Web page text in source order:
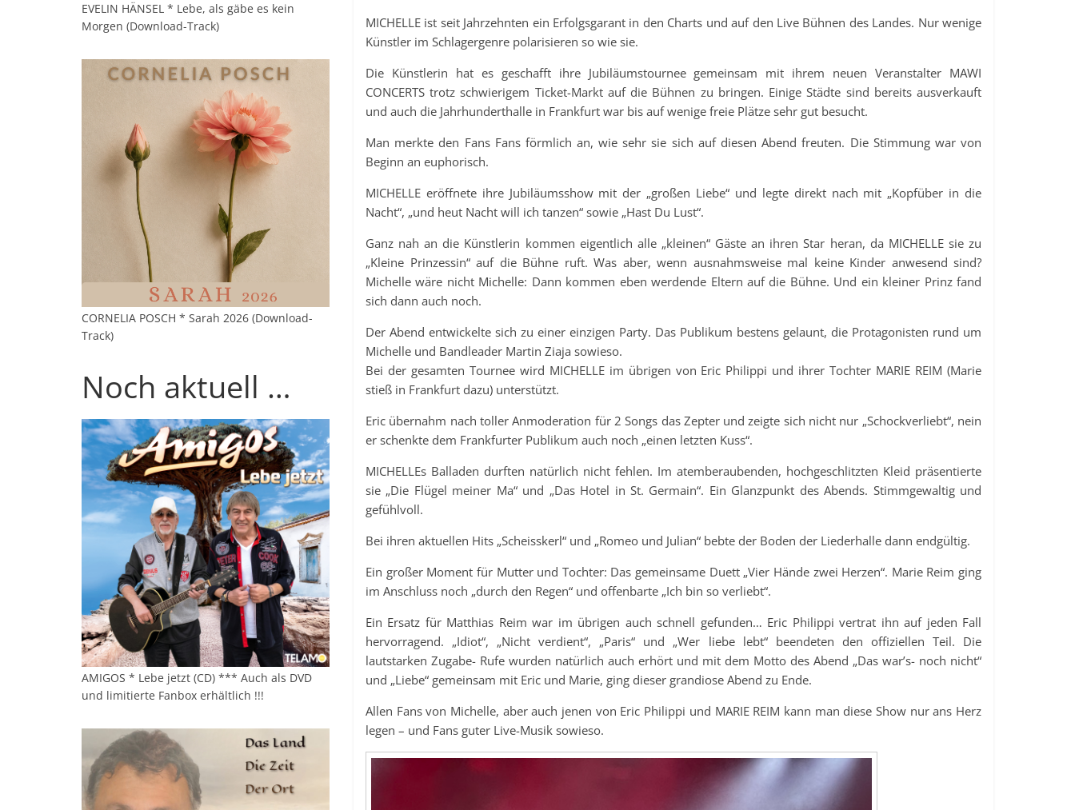
MICHELLE ist seit Jahrzehnten ein Erfolgsgarant in den Charts und auf den Live Bühnen des Landes. Nur wenige
Künstler im Schlagergenre polarisieren so wie sie.
Die Künstlerin hat es geschafft ihre Jubiläumstournee gemeinsam mit ihrem neuen Veranstalter MAWI
CONCERTS trotz schwierigem Ticket-Markt auf die Bühnen zu bringen. Einige Städte sind bereits ausverkauft
und auch die Jahrhunderthalle in Frankfurt war bis auf wenige freie Plätze sehr gut besucht.
Man merkte den Fans Fans förmlich an, wie sehr sie sich auf diesen Abend freuten. Die Stimmung war von
Beginn an euphorisch.
MICHELLE eröffnete ihre Jubiläumsshow mit der „großen Liebe“ und legte direkt nach mit „Kopfüber in die
Nacht“, „und heut Nacht will ich tanzen“ sowie „Hast Du Lust“.
Ganz nah an die Künstlerin kommen eigentlich alle „kleinen“ Gäste an ihren Star heran, da MICHELLE sie zu
„Kleine Prinzessin“ auf die Bühne ruft. Was aber, wenn ausnahmsweise mal keine Kinder anwesend sind?
Michelle wäre nicht Michelle: Dann kommen eben werdende Eltern auf die Bühne. Und ein kleiner Prinz fand
sich dann auch noch.
Der Abend entwickelte sich zu einer einzigen Party. Das Publikum bestens gelaunt, die Protagonisten rund um
Michelle und Bandleader Martin Ziaja sowieso.
Bei der gesamten Tournee wird MICHELLE im übrigen von Eric Philippi und ihrer Tochter MARIE REIM (Marie
stieß in Frankfurt dazu) unterstützt.
Eric übernahm nach toller Anmoderation für 2 Songs das Zepter und zeigte sich nicht nur „Schockverliebt“, nein
er schenkte dem Frankfurter Publikum auch noch „einen letzten Kuss“.
MICHELLEs Balladen durften natürlich nicht fehlen. Im atemberaubenden, hochgeschlitzten Kleid präsentierte
sie „Die Flügel meiner Ma“ und „Das Hotel in St. Germain“. Ein Glanzpunkt des Abends. Stimmgewaltig und
gefühlvoll.
Bei ihren aktuellen Hits „Scheisskerl“ und „Romeo und Julian“ bebte der Boden der Liederhalle dann endgültig.
Ein großer Moment für Mutter und Tochter: Das gemeinsame Duett „Vier Hände zwei Herzen“. Marie Reim ging
im Anschluss noch „durch den Regen“ und offenbarte „Ich bin so verliebt“.
Ein Ersatz für Matthias Reim war im übrigen auch schnell gefunden… Eric Philippi vertrat ihn auf jeden Fall
hervorragend. „Idiot“, „Nicht verdient“, „Paris“ und „Wer liebe lebt“ beendeten den offiziellen Teil. Die
lautstarken Zugabe- Rufe wurden natürlich auch erhört und mit dem Motto des Abend „Das war’s- noch nicht“
und „Liebe“ gemeinsam mit Eric und Marie, ging dieser grandiose Abend zu Ende.
Allen Fans von Michelle, aber auch jenen von Eric Philippi und MARIE REIM kann man diese Show nur ans Herz
legen – und Fans guter Live-Musik sowieso.
EVELIN HÄNSEL * Lebe, als gäbe es kein
Morgen (Download-Track)
CORNELIA POSCH * Sarah 2026 (Download-
Track)
Noch aktuell …
AMIGOS * Lebe jetzt (CD) *** Auch als DVD
und limitierte Fanbox erhältlich !!!